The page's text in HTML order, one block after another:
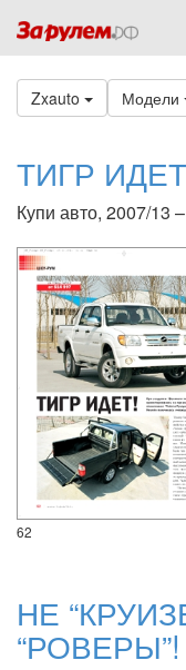
Zxauto Модели
ТИГР
Купи авто, 2007/13
62
НЕ
“РОВЕРЫ”!